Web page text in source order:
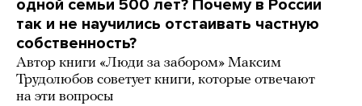
одной семьи 500 лет? Почему в России
так и не научились отстаивать частную
собственность?
Автор книги «Люди за забором» Максим
Трудолюбов советует книги, которые отвечают
на эти вопросы